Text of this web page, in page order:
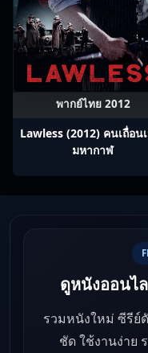
พากย์ไทย 2012
Lawless (2012) คนเถื่อน
มหากาฬ
ดูหนังออนไ
รวมหนังใหม่ ซีรีย์
ชัด ใช้งานง่าย